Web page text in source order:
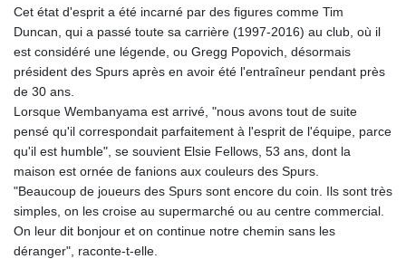
NZD 1.964048
OMR 0.443836
PAB 1.152683
PEN 3.901942
PHP 70.252174
PKR 320.052553
PLN 4.297219
PYG 6873.998246
QAR 4.214086
RON 5.248764
RSD 117.354656
Cet état d'esprit a été incarné par des figures comme Tim
Duncan, qui a passé toute sa carrière (1997-2016) au club, où il
est considéré une légende, ou Gregg Popovich, désormais
président des Spurs après en avoir été l'entraîneur pendant près
de 30 ans.
Lorsque Wembanyama est arrivé, "nous avons tout de suite
pensé qu'il correspondait parfaitement à l'esprit de l'équipe, parce
qu'il est humble", se souvient Elsie Fellows, 53 ans, dont la
maison est ornée de fanions aux couleurs des Spurs.
"Beaucoup de joueurs des Spurs sont encore du coin. Ils sont très
simples, on les croise au supermarché ou au centre commercial.
On leur dit bonjour et on continue notre chemin sans les
déranger", raconte-t-elle.